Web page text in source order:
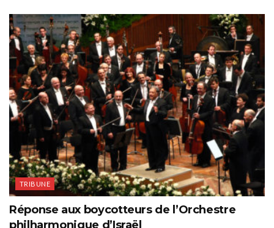
TRIBUNE
Réponse aux boycotteurs de l’Orchestre
philharmonique d’Israël